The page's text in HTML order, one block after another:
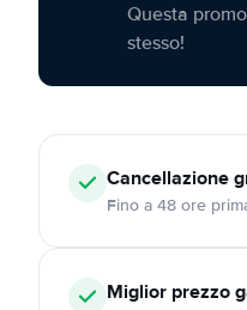
Questa
stesso!
Cancellazione
Fino a 48 ore
Miglior prezzo